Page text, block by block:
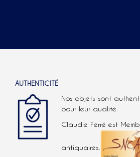
AUTHENTICITÉ
Nos objets sont
pour leur qualité.
Claudie Ferré est
antiquaires.